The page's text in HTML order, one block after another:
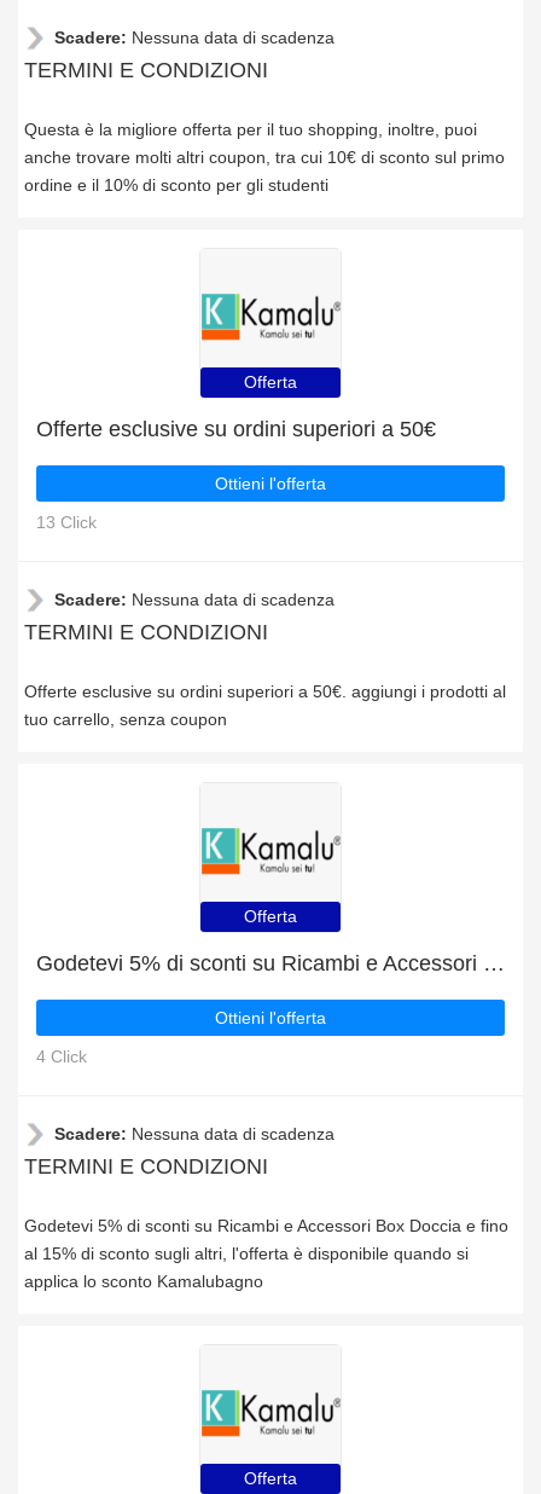
Scadere: Nessuna data di scadenza
TERMINI E CONDIZIONI
Questa è la migliore offerta per il tuo shopping, inoltre, puoi
anche trovare molti altri coupon, tra cui 10€ di sconto sul primo
ordine e il 10% di sconto per gli studenti
Offerta
Offerte esclusive su ordini superiori a 50€
Ottieni l'offerta
13 Click
Scadere: Nessuna data di scadenza
TERMINI E CONDIZIONI
Offerte esclusive su ordini superiori a 50€. aggiungi i prodotti al
tuo carrello, senza coupon
Offerta
Godetevi 5% di sconti su Ricambi e Accessori Box Doccia e fino al 15% di sconto sugli altri
Ottieni l'offerta
4 Click
Scadere: Nessuna data di scadenza
TERMINI E CONDIZIONI
Godetevi 5% di sconti su Ricambi e Accessori Box Doccia e fino
al 15% di sconto sugli altri, l'offerta è disponibile quando si
applica lo sconto Kamalubagno
Offerta